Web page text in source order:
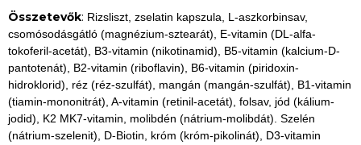
Összetevők: Rizsliszt, zselatin kapszula, L-aszkorbinsav,
csomósodásgátló (magnézium-sztearát), E-vitamin (DL-alfa-
tokoferil-acetát), B3-vitamin (nikotinamid), B5-vitamin (kalcium-D-
pantotenát), B2-vitamin (riboflavin), B6-vitamin (piridoxin-
hidroklorid), réz (réz-szulfát), mangán (mangán-szulfát), B1-vitamin
(tiamin-mononitrát), A-vitamin (retinil-acetát), folsav, jód (kálium-
jodid), K2 MK7-vitamin, molibdén (nátrium-molibdát). Szelén
(nátrium-szelenit), D-Biotin, króm (króm-pikolinát), D3-vitamin